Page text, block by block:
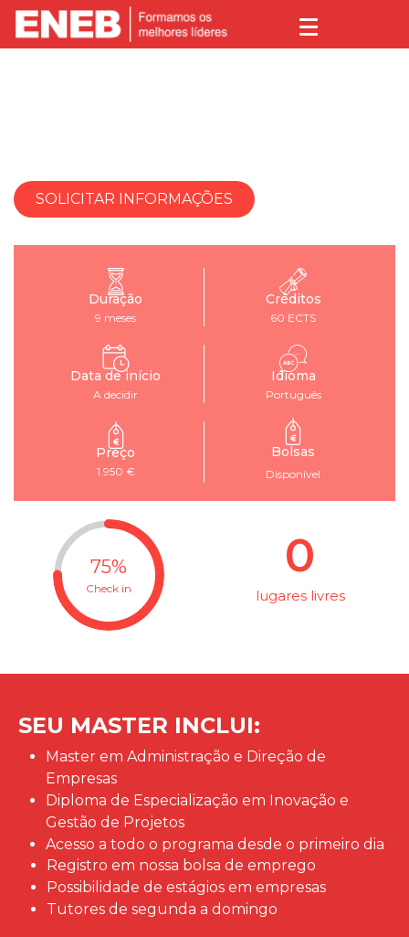
SOLICITAR INFORMAÇÕES
Duração
9 meses
Créditos
60 ECTS
Data de início
A decidir
Idioma
Português
Preço
1.950 €
Bolsas
Disponível
75%
Check in lugares livres
0
SEU MASTER INCLUI:
Master em Administração e Direção de
Empresas
Diploma de Especialização em Inovação e
Gestão de Projetos
Acesso a todo o programa desde o primeiro dia
Registro em nossa bolsa de emprego
Possibilidade de estágios em empresas
Tutores de segunda a domingo